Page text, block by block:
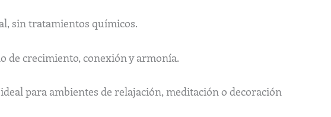
sin tratamientos químicos.
de crecimiento, conexión y armonía.
para ambientes de relajación, meditación o decoración